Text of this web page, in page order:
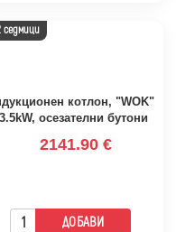
седмици
котлон, "WOK"
осезателни бутони
2141.90 €
ДОБАВИ